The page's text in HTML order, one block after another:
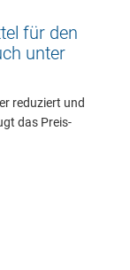
für den
unter
reduziert und
das Preis-